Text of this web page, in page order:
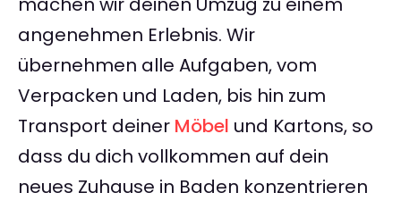
angenehmen Erlebnis. Wir
übernehmen alle Aufgaben, vom
Verpacken und Laden, bis hin zum
Transport deiner Möbel und Kartons, so
dass du dich vollkommen auf dein
neues Zuhause in Baden konzentrieren